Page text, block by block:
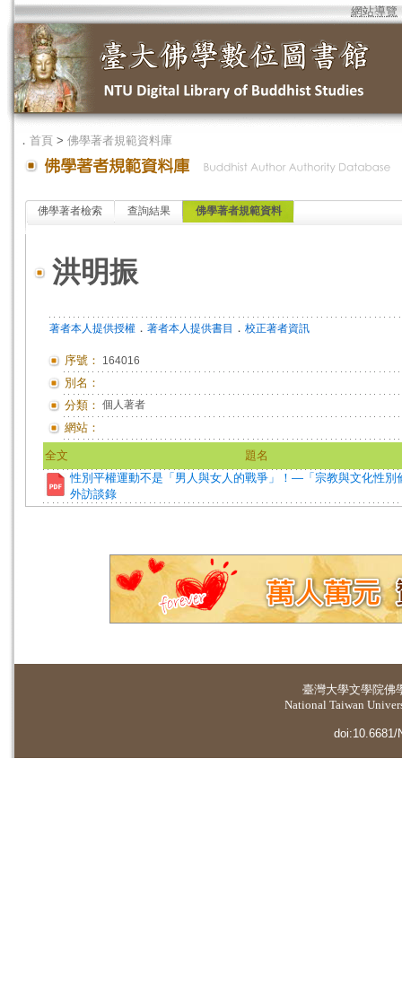
網站導覽
． 首頁 > 佛學著者規範資料庫
佛學著者檢索 查詢結果 佛學著者規範資料
洪明振
著者本人提供授權 ． 著者本人提供書目 ． 校正著者資訊
序號： 164016
別名：
分類： 個人著者
網站：
全文
題名
性別平權運動不是「男人與女人的戰爭」！—「宗教與文化性別
外訪談錄
臺灣大學文學院佛
National Taiwan
doi:10.6681/